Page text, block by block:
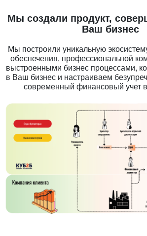
Мы создали продукт,
Ваш бизнес
Мы построили уникальную
обеспечения, профессиональной
выстроенными бизнес процессами,
в Ваш бизнес и настраиваем
современный финансовый учет